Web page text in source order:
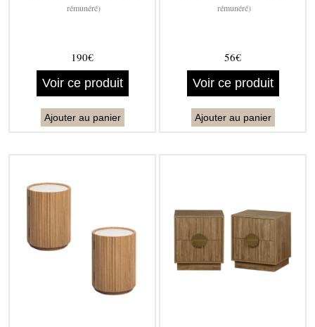
rémunéré)
190€
Voir ce produit
Ajouter au panier
rémunéré)
56€
Voir ce produit
Ajouter au panier